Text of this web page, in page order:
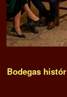
Bodegas